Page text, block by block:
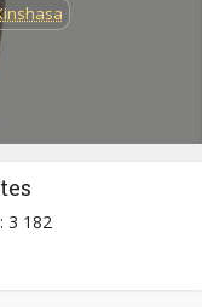
3 182